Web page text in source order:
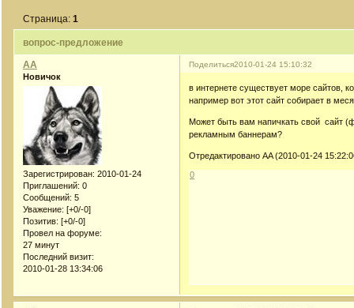
вопрос-предложение
Страница:1
Поделиться2010-01-24 15:10:32
AA
Новичок
Зарегистрирован: 2010-01-24
Приглашений: 0
Сообщений: 5
Уважение: [+0/-0]
Позитив: [+0/-0]
Провел на форуме:
27 минут
Последний визит:
2010-01-28 13:34:06
в интернете существует море сайтов,
например вот этот сайт собирает в
Может быть вам напичкать свой сайт
рекламным баннерам?
Отредактировано AA (2010-01-24
0